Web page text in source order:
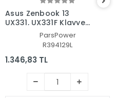
Asus Zenbook 13
UX331, UX331F Klavye
Işıklı (Siyah TR)
ParsPower
R394129L
1.346,83 TL